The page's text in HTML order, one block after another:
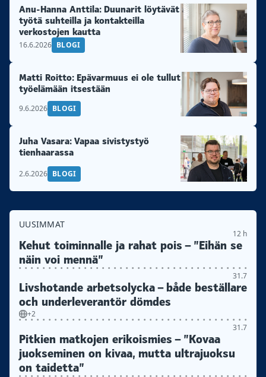
Anu-Hanna Anttila: Duunarit löytävät
työtä suhteilla ja kontakteilla
verkostojen kautta
16.6.2026 BLOGI
Matti Roitto: Epävarmuus ei ole tullut
työelämään itsestään
9.6.2026 BLOGI
Juha Vasara: Vapaa sivistystyö
tienhaarassa
2.6.2026 BLOGI
UUSIMMAT
12 h
Kehut toiminnalle ja rahat pois – ”Eihän se
näin voi mennä”
31.7
Livshotande arbetsolycka – både beställare
och underleverantör dömdes
+2
31.7
Pitkien matkojen erikoismies – ”Kovaa
juokseminen on kivaa, mutta ultrajuoksu
on taidetta”